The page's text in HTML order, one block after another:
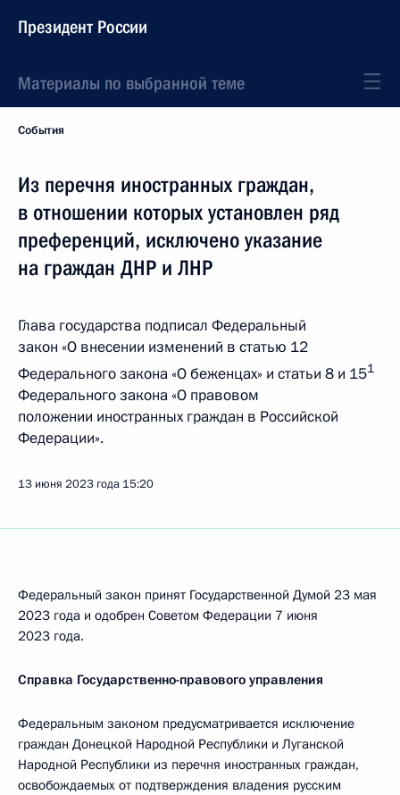
Президент России
Материалы по выбранной теме
События
Из перечня иностранных граждан,
в отношении которых установлен ряд
преференций, исключено указание
на граждан ДНР и ЛНР
Глава государства подписал Федеральный
закон «О внесении изменений в статью 12
Федерального закона «О беженцах» и статьи 8 и 151
Федерального закона «О правовом
положении иностранных граждан в Российской
Федерации».
13 июня 2023 года 15:20
Федеральный закон принят Государственной Думой 23 мая
2023 года и одобрен Советом Федерации 7 июня
2023 года.
Справка Государственно-правового управления
Федеральным законом предусматривается исключение
граждан Донецкой Народной Республики и Луганской
Народной Республики из перечня иностранных граждан,
освобождаемых от подтверждения владения русским